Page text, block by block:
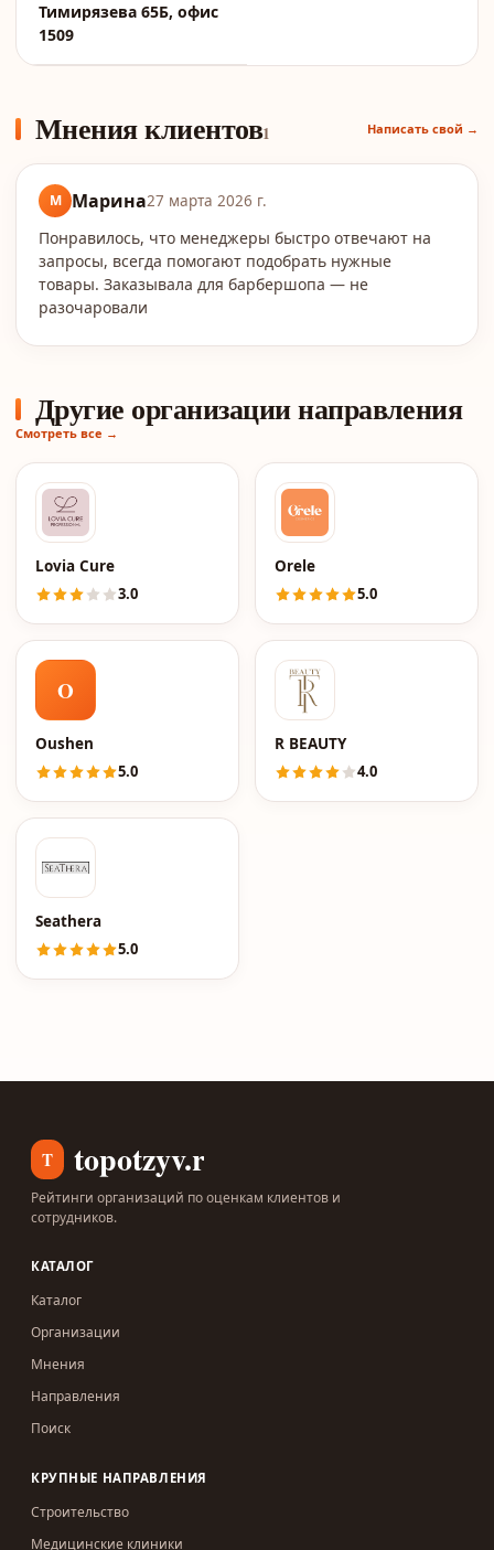
Тимирязева 65Б, офис
1509
Мнения клиентов1 Написать свой →
М Марина27 марта 2026 г.
Понравилось, что менеджеры быстро отвечают на
запросы, всегда помогают подобрать нужные
товары. Заказывала для барбершопа — не
разочаровали
Другие организации направления
Смотреть все →
Lovia Cure
3.0
Orele
5.0
O
Oushen
5.0
R BEAUTY
4.0
Seathera
5.0
T topotzyv.ru
Рейтинги организаций по оценкам клиентов и
сотрудников.
КАТАЛОГ
Каталог
Организации
Мнения
Направления
Поиск
КРУПНЫЕ НАПРАВЛЕНИЯ
Строительство
Медицинские клиники